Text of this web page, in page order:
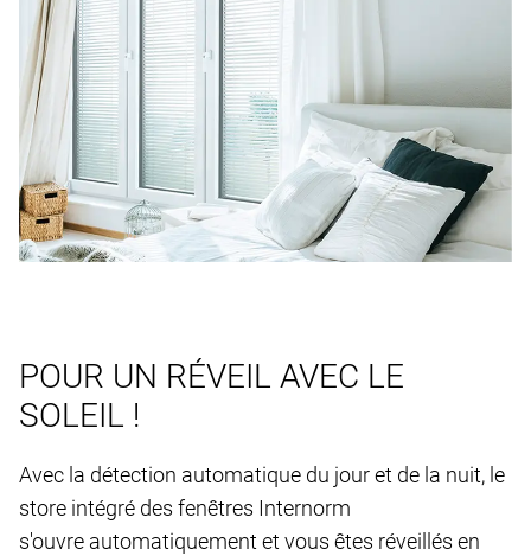
POUR UN RÉVEIL AVEC LE
SOLEIL !
Avec la détection automatique du jour et de la nuit, le
store intégré des fenêtres Internorm
s'ouvre automatiquement et vous êtes réveillés en